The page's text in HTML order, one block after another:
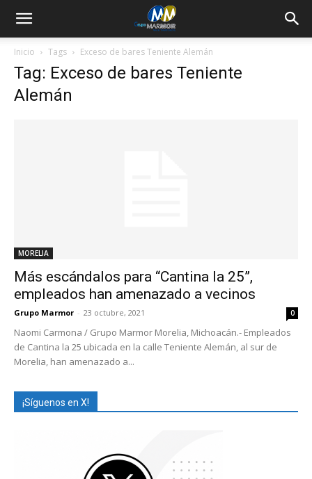
Inicio Tags Exceso de bares Teniente Alemán
Tag: Exceso de bares Teniente
Alemán
MORELIA
Más escándalos para “Cantina la 25”,
empleados han amenazado a vecinos
Grupo Marmor - 23 octubre, 2021 0
Naomi Carmona / Grupo Marmor Morelia, Michoacán.- Empleados
de Cantina la 25 ubicada en la calle Teniente Alemán, al sur de
Morelia, han amenazado a...
¡Síguenos en X!